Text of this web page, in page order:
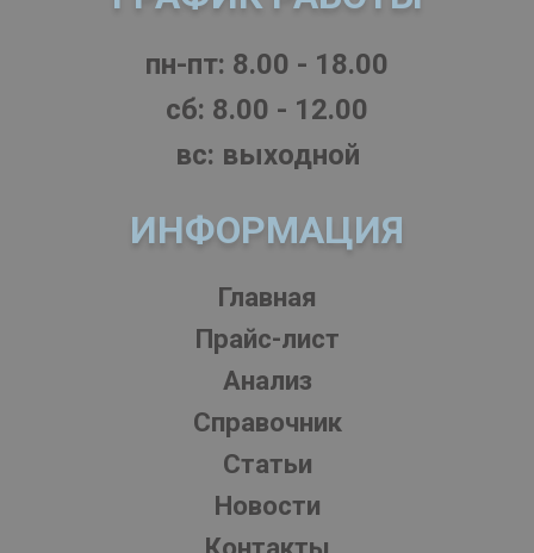
пн-пт: 8.00 - 18.00
cб: 8.00 - 12.00
вс: выходной
ИНФОРМАЦИЯ
Главная
Прайс-лист
Анализ
Справочник
Статьи
Новости